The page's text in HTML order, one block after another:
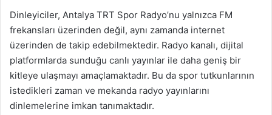
Dinleyiciler, Antalya TRT Spor Radyo’nu yalnızca FM
frekansları üzerinden değil, aynı zamanda internet
üzerinden de takip edebilmektedir. Radyo kanalı, dijital
platformlarda sunduğu canlı yayınlar ile daha geniş bir
kitleye ulaşmayı amaçlamaktadır. Bu da spor tutkunlarının
istedikleri zaman ve mekanda radyo yayınlarını
dinlemelerine imkan tanımaktadır.